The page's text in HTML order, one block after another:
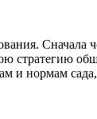
стратегию
и нормам